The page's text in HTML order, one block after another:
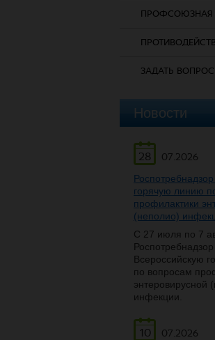
ПРОФСОЮЗНАЯ
ЗАДАТЬ ВОПРОС
Новости
28
07.2026
горячую линию
профилактики
(неполио)
С 27 июля по 7
Роспотребнадзор
Всероссийскую
по вопросам
энтеровирусной
инфекции.
10
07.2026